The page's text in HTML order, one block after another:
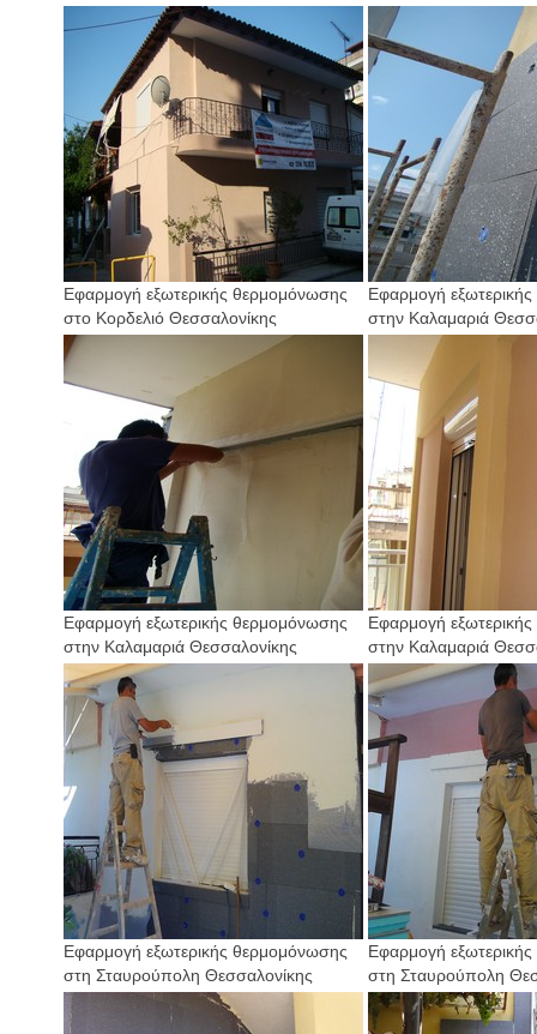
Εφαρμογή εξωτερικής θερμομόνωσης
στο Κορδελιό Θεσσαλονίκης
Εφαρμογή
στην Καλαμαριά
Εφαρμογή εξωτερικής θερμομόνωσης
στην Καλαμαριά Θεσσαλονίκης
Εφαρμογή
στην Καλαμαριά
Εφαρμογή εξωτερικής θερμομόνωσης
στη Σταυρούπολη Θεσσαλονίκης
Εφαρμογή
στη Σταυρούπολη